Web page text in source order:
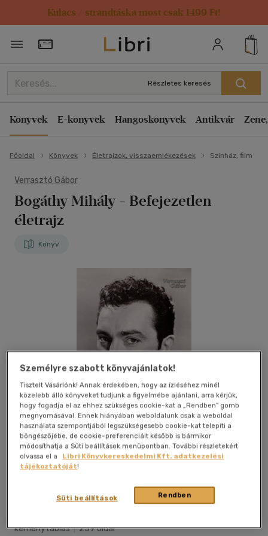
Kulacs / strandtáska most csak 1499 Ft!
Törzsvásárlói Kártya adatai
Részletes keresés
Könyvek E-könyvek Hangoskönyvek Antikvár
Főoldal Könyvek Életrajzok, visszaemlékezések Színház, film
Verrasztó Gábor
Bogáthy Mihály - Befejezetlen
életrajz
Könyv
Kívánságlistához adom
keménytáblás|239 oldal
Személyre szabott könyvajánlatok!
Tisztelt Vásárlónk! Annak érdekében, hogy az ízléséhez minél
közelebb álló könyveket tudjunk a figyelmébe ajánlani, arra kérjük,
hogy fogadja el az ehhez szükséges cookie-kat a „Rendben” gomb
megnyomásával. Ennek hiányában weboldalunk csak a weboldal
használata szempontjából legszükségesebb cookie-kat telepíti a
böngészőjébe, de cookie-preferenciáit később is bármikor
módosíthatja a Süti beállítások menüpontban. További részletekért
olvassa el a
Libri Könyvkereskedelmi Kft. adatkezelési
tájékoztatóját!
Rendben
Süti beállítások